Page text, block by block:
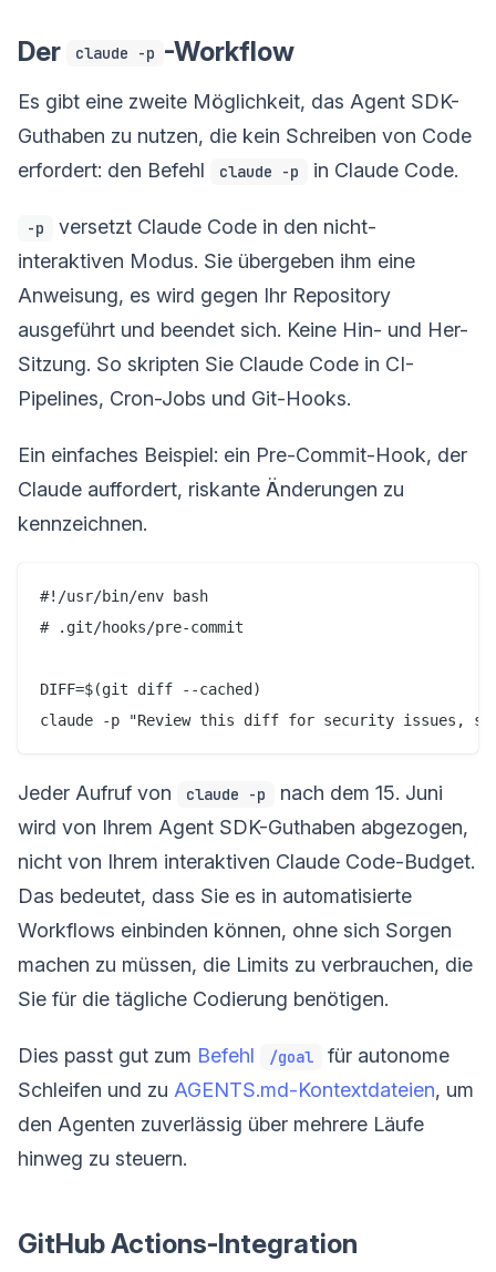
Der claude -p -Workflow
Es gibt eine zweite Möglichkeit, das Agent SDK-
Guthaben zu nutzen, die kein Schreiben von Code
erfordert: den Befehl
claude -p in Claude Code.
-p
versetzt Claude Code in den nicht-
interaktiven Modus. Sie übergeben ihm eine
Anweisung, es wird gegen Ihr Repository
ausgeführt und beendet sich. Keine Hin- und Her-
Sitzung. So skripten Sie Claude Code in CI-
Pipelines, Cron-Jobs und Git-Hooks.
Ein einfaches Beispiel: ein Pre-Commit-Hook, der
Claude auffordert, riskante Änderungen zu
kennzeichnen.
#!/usr/bin/env bash
# .git/hooks/pre-commit
DIFF=$(git diff --cached)
Jeder Aufruf von claude -p
nach dem 15. Juni
wird von Ihrem Agent SDK-Guthaben abgezogen,
nicht von Ihrem interaktiven Claude Code-Budget.
Das bedeutet, dass Sie es in automatisierte
Workflows einbinden können, ohne sich Sorgen
machen zu müssen, die Limits zu verbrauchen, die
Sie für die tägliche Codierung benötigen.
Dies passt gut zum Befehl /goal
für autonome
Schleifen und zu AGENTS.md-Kontextdateien, um
den Agenten zuverlässig über mehrere Läufe
hinweg zu steuern.
GitHub Actions-Integration